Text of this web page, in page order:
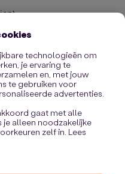
.
technologieën om
je ervaring te
en, met jouw
te gebruiken voor
advertenties.
gaat met alle
je alleen noodzakelijke
zelf in. Lees